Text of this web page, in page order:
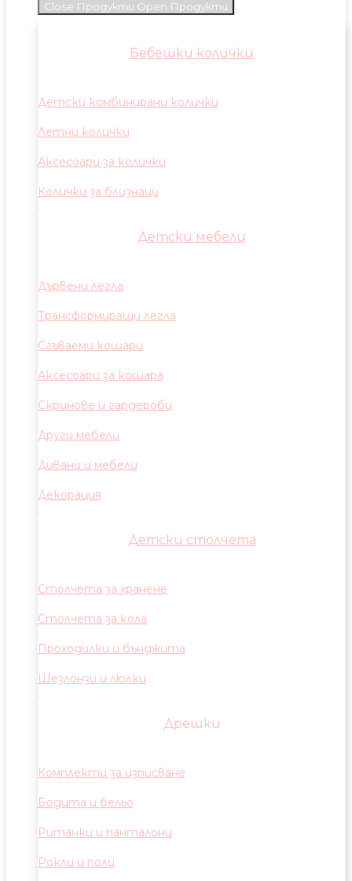
Close Продукти Open Продукти
Бебешки колички
Детски комбинирани колички
Летни колички
Аксесоари за колички
Колички за близнаци
Детски мебели
Дървени легла
Трансформиращи легла
Сгъваеми кошари
Аксесоари за кошара
Скринове и гардероби
Други мебели
Дивани и мебели
Декорация
Детски столчета
Столчета за хранене
Столчета за кола
Проходилки и бънджита
Шезлонзи и люлки
Дрешки
Комплекти за изписване
Бодита и бельо
Ританки и панталони
Рокли и поли